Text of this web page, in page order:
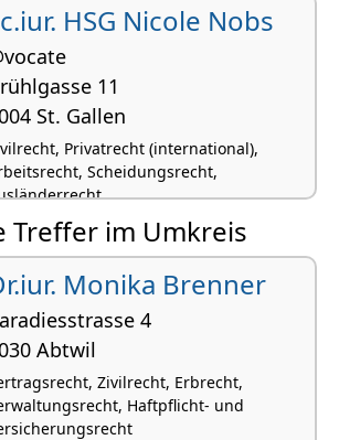
HSG Nicole Nobs
11
St. Gallen
Privatrecht (international),
Scheidungsrecht,
Treffer im Umkreis
Monika Brenner
4
Abtwil
Zivilrecht, Erbrecht,
Haftpflicht- und